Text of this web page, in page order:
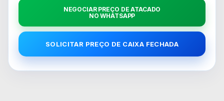
NEGOCIAR PREÇO DE ATACADO
NO WHATSAPP
SOLICITAR PREÇO DE CAIXA FECHADA